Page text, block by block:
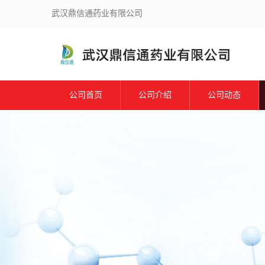
武汉鼎信通药业有限公司
公司首页 公司介绍 公司动态